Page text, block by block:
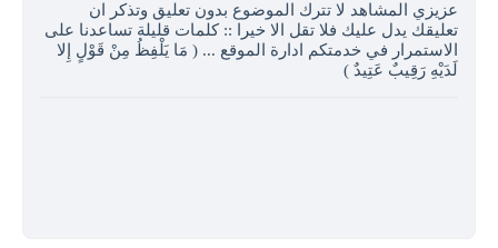
عزيزي المشاهد لا تترك الموضوع بدون تعليق وتذكر ان
تعليقك يدل عليك فلا تقل الا خيرا :: كلمات قليلة تساعدنا على
الاستمرار في خدمتكم ادارة الموقع ... ( مَا يَلْفِظُ مِنْ قَوْلٍ إِلا
لَدَيْهِ رَقِيبٌ عَتِيدٌ )